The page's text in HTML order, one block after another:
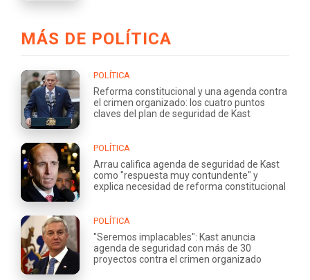
MÁS DE POLÍTICA
POLÍTICA
Reforma constitucional y una agenda contra
el crimen organizado: los cuatro puntos
claves del plan de seguridad de Kast
POLÍTICA
Arrau califica agenda de seguridad de Kast
como "respuesta muy contundente" y
explica necesidad de reforma constitucional
POLÍTICA
"Seremos implacables": Kast anuncia
agenda de seguridad con más de 30
proyectos contra el crimen organizado